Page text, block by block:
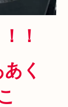
！
く